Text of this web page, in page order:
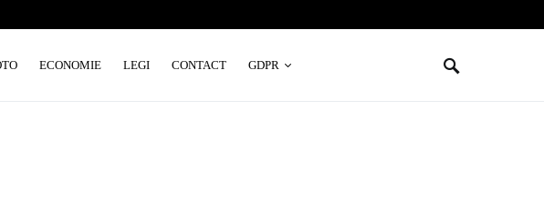
ECONOMIE LEGI CONTACT GDPR